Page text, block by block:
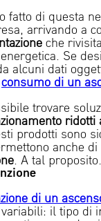
fatto di questa
arrivando a
che
Se
alcuni dati
consumo di un
trovare
ridotti
prodotti sono
anche di
. A tal
di un
il tipo di